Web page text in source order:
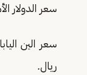
سعر الدولار
ريال.